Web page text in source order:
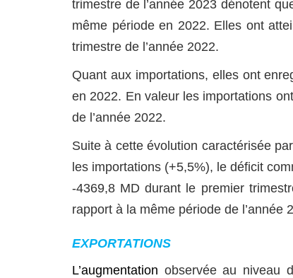
trimestre de l’année 2023 dénotent
même période en 2022. Elles ont
trimestre de l’année 2022.
Quant aux importations, elles ont
en 2022. En valeur les importations
de l’année 2022.
Suite à cette évolution caractérisée
les importations (+5,5%), le déficit
-4369,8 MD durant le premier
rapport à la même période de l’année
EXPORTATIONS
L’augmentation observée au niveau